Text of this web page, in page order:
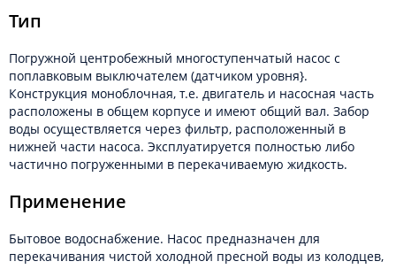
Тип
Погружной центробежный многоступенчатый насос с
поплавковым выключателем (датчиком уровня}.
Конструкция моноблочная, т.е. двигатель и насосная часть
расположены в общем корпусе и имеют общий вал. Забор
воды осуществляется через фильтр, расположенный в
нижней части насоса. Эксплуатируется полностью либо
частично погруженными в перекачиваемую жидкость.
Применение
Бытовое водоснабжение. Насос предназначен для
перекачивания чистой холодной пресной воды из колодцев,